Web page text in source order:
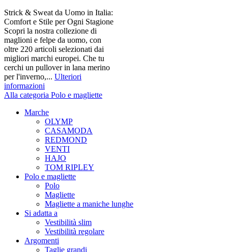
Strick & Sweat da Uomo in Italia:
Comfort e Stile per Ogni Stagione
Scopri la nostra collezione di
maglioni e felpe da uomo, con
oltre 220 articoli selezionati dai
migliori marchi europei. Che tu
cerchi un pullover in lana merino
per l'inverno,... Ulteriori
informazioni
Alla categoria Polo e magliette
Marche
OLYMP
CASAMODA
REDMOND
VENTI
HAJO
TOM RIPLEY
Polo e magliette
Polo
Magliette
Magliette a maniche lunghe
Si adatta a
Vestibilità slim
Vestibilità regolare
Argomenti
Taglie grandi